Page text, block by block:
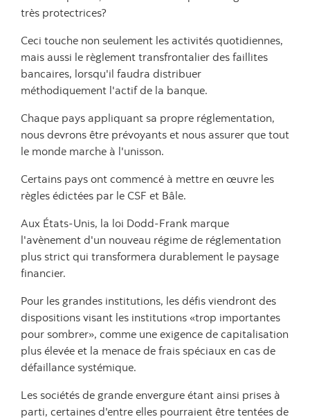
très protectrices?
Ceci touche non seulement les activités quotidiennes,
mais aussi le règlement transfrontalier des faillites
bancaires, lorsqu'il faudra distribuer
méthodiquement l'actif de la banque.
Chaque pays appliquant sa propre réglementation,
nous devrons être prévoyants et nous assurer que tout
le monde marche à l'unisson.
Certains pays ont commencé à mettre en œuvre les
règles édictées par le CSF et Bâle.
Aux États-Unis, la loi Dodd-Frank marque
l'avènement d'un nouveau régime de réglementation
plus strict qui transformera durablement le paysage
financier.
Pour les grandes institutions, les défis viendront des
dispositions visant les institutions «trop importantes
pour sombrer», comme une exigence de capitalisation
plus élevée et la menace de frais spéciaux en cas de
défaillance systémique.
Les sociétés de grande envergure étant ainsi prises à
parti, certaines d'entre elles pourraient être tentées de